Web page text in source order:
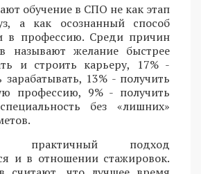
обучение в СПО не как этап
а как осознанный способ
в профессию. Среди причин
называют желание быстрее
и строить карьеру, 17% -
13% - получить
профессию, 9% - получить
без «лишних»
подход
и в отношении стажировок.